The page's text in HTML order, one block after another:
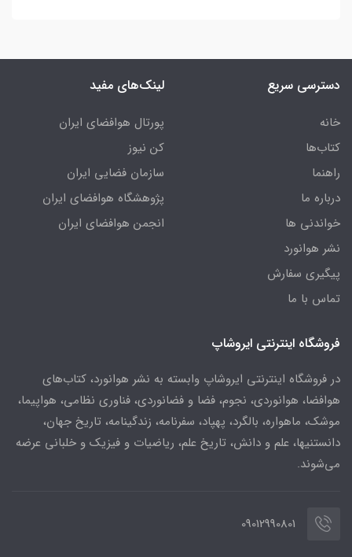
دسترسی سریع
خانه
کتاب‌ها
راهنما
درباره ما
خواندنی ها
نشر هوانورد
پیگیری سفارش
تماس با ما
لینک‌های مفید
پورتال هوافضای ایران
کن نیوز
سازمان فضایی ایران
پژوهشگاه هوافضای ایران
انجمن هوافضای ایران
فروشگاه اینترنتی ایروشاپ
در فروشگاه اینترنتی ایروشاپ وابسته به نشر هوانورد، کتاب‌های
هوافضا، هوانوردی، نجوم، فضا و فضانوردی، فناوری نظامی، هواپیما،
موشک، ماهواره، بالگرد، پهپاد، سفرنامه، زندگینامه، تاریخ جهان،
دانستنیها، علم و دانش، تاریخ علم، ریاضیات و فیزیک و خلبانی عرضه
می‌شوند.
09012990801